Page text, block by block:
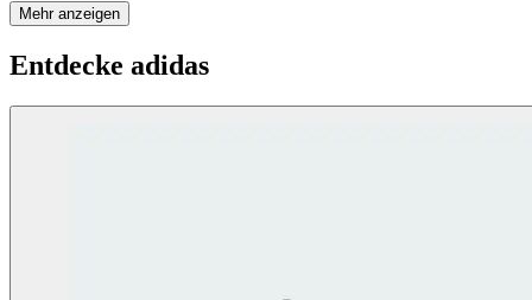
Mehr anzeigen
Entdecke adidas